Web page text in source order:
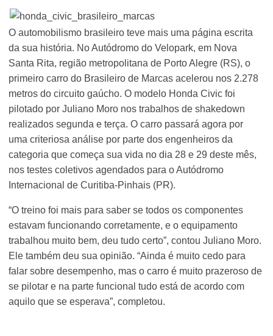
O automobilismo brasileiro teve mais uma página escrita
da sua história. No Autódromo do Velopark, em Nova
Santa Rita, região metropolitana de Porto Alegre (RS), o
primeiro carro do Brasileiro de Marcas acelerou nos 2.278
metros do circuito gaúcho. O modelo Honda Civic foi
pilotado por Juliano Moro nos trabalhos de shakedown
realizados segunda e terça. O carro passará agora por
uma criteriosa análise por parte dos engenheiros da
categoria que começa sua vida no dia 28 e 29 deste mês,
nos testes coletivos agendados para o Autódromo
Internacional de Curitiba-Pinhais (PR).
“O treino foi mais para saber se todos os componentes
estavam funcionando corretamente, e o equipamento
trabalhou muito bem, deu tudo certo”, contou Juliano Moro.
Ele também deu sua opinião. “Ainda é muito cedo para
falar sobre desempenho, mas o carro é muito prazeroso de
se pilotar e na parte funcional tudo está de acordo com
aquilo que se esperava”, completou.